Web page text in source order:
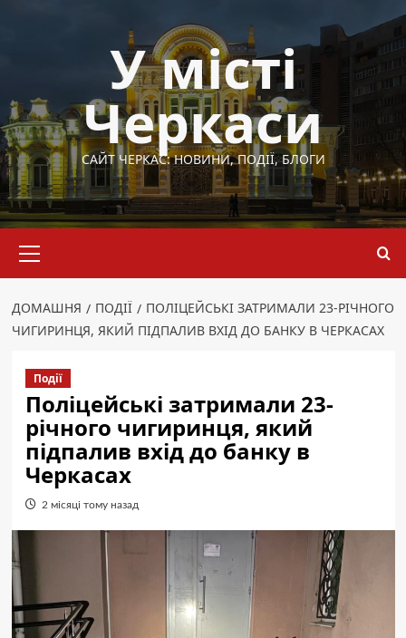
У місті
Черкаси
САЙТ ЧЕРКАС: НОВИНИ, ПОДІЇ, БЛОГИ
меню
ДОМАШНЯ ПОДІЇ
ПОЛІЦЕЙСЬКІ ЗАТРИМАЛИ 23-РІЧНОГО
ЧИГИРИНЦЯ, ЯКИЙ ПІДПАЛИВ ВХІД ДО БАНКУ В ЧЕРКАСАХ
Події
Поліцейські затримали 23-
річного чигиринця, який
підпалив вхід до банку в
Черкасах
2 місяці тому назад